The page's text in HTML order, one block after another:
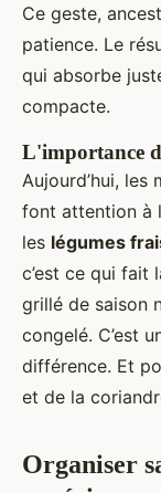
Ce geste,
patience. Le
qui absorbe
compacte.
L'importance
Aujourd’hui, les
font attention à
les légumes
c’est ce qui fait
grillé de saison
congelé. C’est
différence. Et
et de la
Organiser